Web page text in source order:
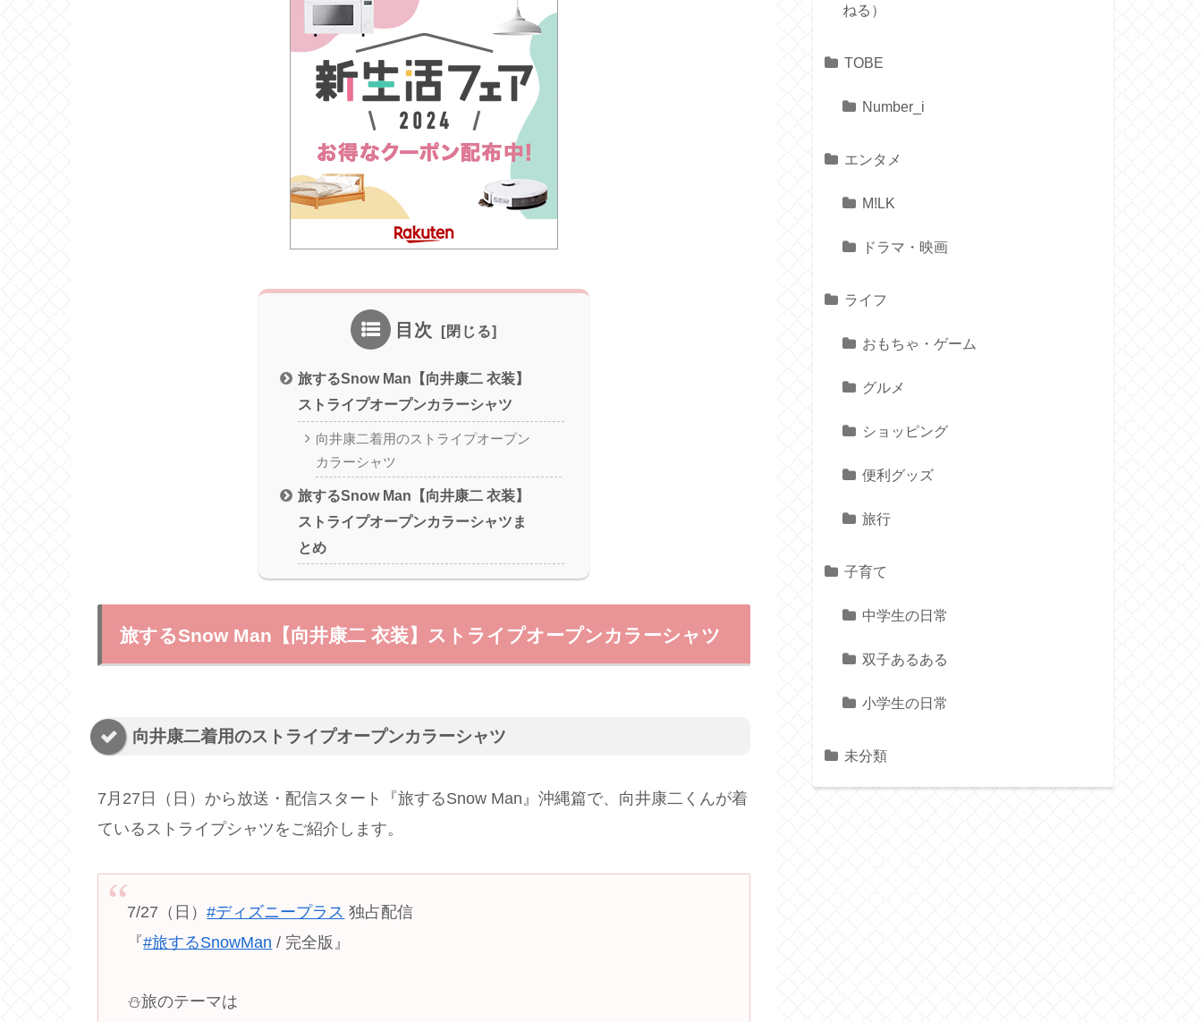
目次
旅するSnow Man【向井康二 衣装】
ストライプオープンカラーシャツ
向井康二着用のストライプオープン
カラーシャツ
旅するSnow Man【向井康二 衣装】
ストライプオープンカラーシャツま
とめ
旅するSnow Man【向井康二 衣装】ストライプオープンカラーシャツ
向井康二着用のストライプオープンカラーシャツ
7月27日（日）から放送・配信スタート『旅するSnow Man』沖縄篇で、向井康二くんが着
ているストライプシャツをご紹介します。
7/27（日）#ディズニープラス 独占配信
『#旅するSnowMan / 完全版』
⛄️旅のテーマは
ねる）
TOBE
Number_i
エンタメ
M!LK
ドラマ・映画
ライフ
おもちゃ・ゲーム
グルメ
ショッピング
便利グッズ
旅行
子育て
中学生の日常
双子あるある
小学生の日常
未分類